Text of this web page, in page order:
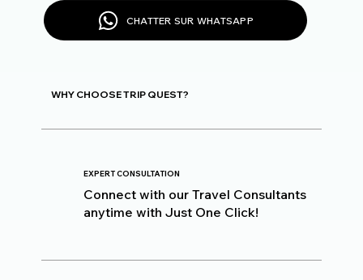
CHATTER SUR WHATSAPP
WHY CHOOSE TRIP QUEST?
EXPERT CONSULTATION
Connect with our Travel Consultants
anytime with Just One Click!